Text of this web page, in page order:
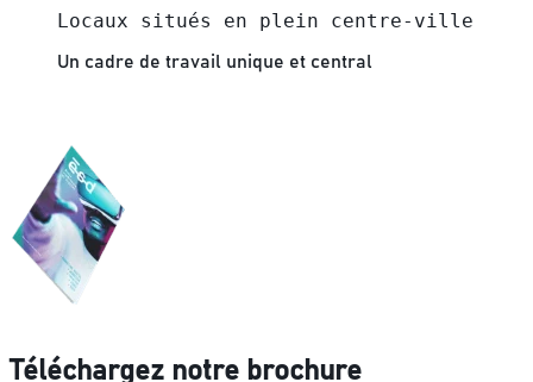
Locaux situés en plein centre-ville
Un cadre de travail unique et central
Téléchargez notre brochure